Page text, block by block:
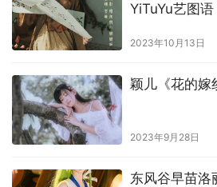
YiTuYu艺图语
2023年10月13日
颖儿《花的嫁
2023年9月28日
东风谷早苗洛